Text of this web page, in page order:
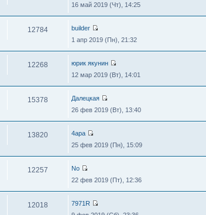
16 май 2019 (Чт), 14:25
12784
builder
1 апр 2019 (Пн), 21:32
12268
юрик якунин
12 мар 2019 (Вт), 14:01
15378
Далецкая
26 фев 2019 (Вт), 13:40
13820
4apa
25 фев 2019 (Пн), 15:09
12257
No
22 фев 2019 (Пт), 12:36
12018
7971R